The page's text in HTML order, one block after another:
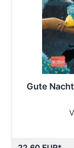
Gute